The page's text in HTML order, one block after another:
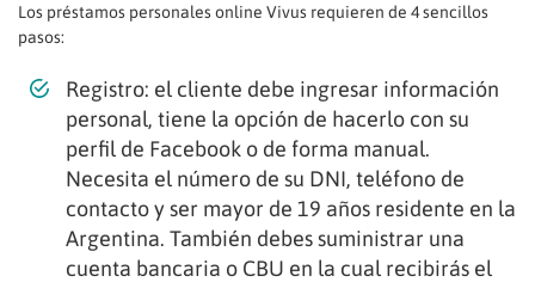
Los préstamos personales online Vivus requieren de 4 sencillos
pasos:
Registro: el cliente debe ingresar información
personal, tiene la opción de hacerlo con su
perfil de Facebook o de forma manual.
Necesita el número de su DNI, teléfono de
contacto y ser mayor de 19 años residente en la
Argentina. También debes suministrar una
cuenta bancaria o CBU en la cual recibirás el